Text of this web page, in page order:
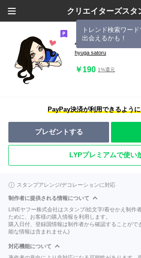
クリエイターズスタ
トレンド検索ワー
出会えるかも！
バカカワスタンプ
hyuga satoru
￥190 1%還元
PayPay決済が利用できるよう
プレゼントする
LYPプレミアムで使い
スタンプアレンジ/デコレーションに対応
制作者に提供される情報について
LINEヤフー株式会社はスタンプ/絵文字/着せかえ制作
ために、お客様の購入情報を利用します。
購入日付、登録国情報は制作者から確認することがで
能な情報は含まれません)
対応機能について